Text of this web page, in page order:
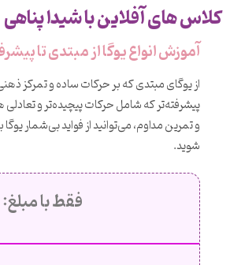
کلاس های آفلاین با شیدا پناهی
آموزش انواع یوگا از مبتدی تا
از یوگای مبتدی که بر حرکات ساده و تمرکز
پیشرفته‌تر که شامل حرکات پیچیده‌تر و
و تمرین مداوم، می‌توانید از فواید بی‌شمار
شوید.
فقط با مبلغ: